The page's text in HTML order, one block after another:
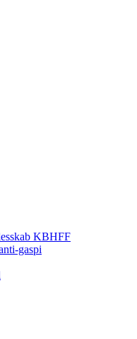
KBHFF
gaspi